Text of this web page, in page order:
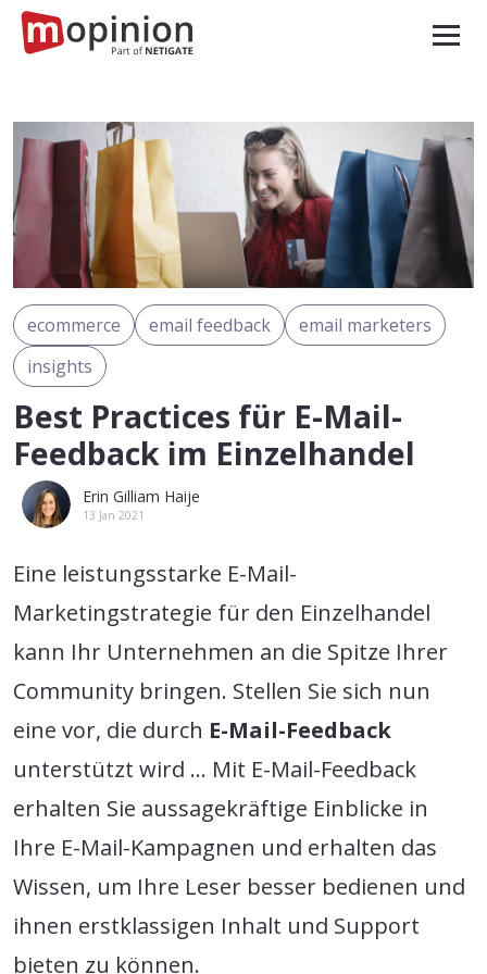
ecommerce email feedback
email marketers
insights
Best Practices für E-Mail-
Feedback im Einzelhandel
Erin Gilliam Haije
13 Jan 2021
Eine leistungsstarke E-Mail-
Marketingstrategie für den Einzelhandel
kann Ihr Unternehmen an die Spitze Ihrer
Community bringen. Stellen Sie sich nun
eine vor, die durch E-Mail-Feedback
unterstützt wird … Mit E-Mail-Feedback
erhalten Sie aussagekräftige Einblicke in
Ihre E-Mail-Kampagnen und erhalten das
Wissen, um Ihre Leser besser bedienen und
ihnen erstklassigen Inhalt und Support
bieten zu können.